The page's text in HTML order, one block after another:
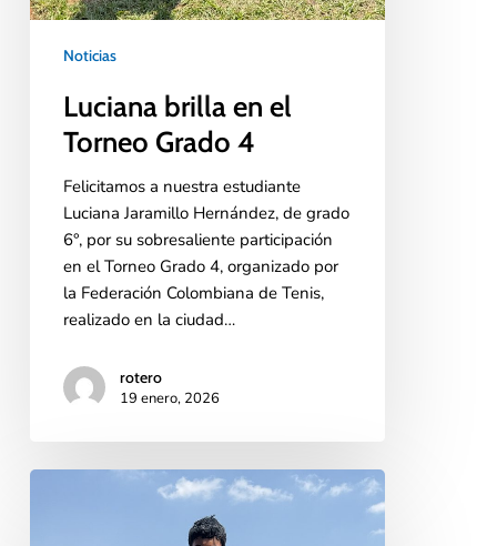
Noticias
Luciana brilla en el
Torneo Grado 4
Felicitamos a nuestra estudiante
Luciana Jaramillo Hernández, de grado
6°, por su sobresaliente participación
en el Torneo Grado 4, organizado por
la Federación Colombiana de Tenis,
realizado en la ciudad…
rotero
19 enero, 2026